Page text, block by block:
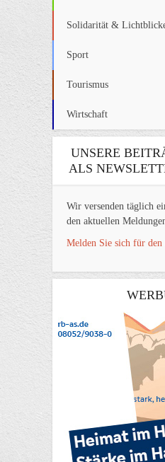
Solidarität &
Sport
Tourismus
Wirtschaft
UNSERE
ALS
Wir versenden täglich
den aktuellen
Melden Sie sich für den